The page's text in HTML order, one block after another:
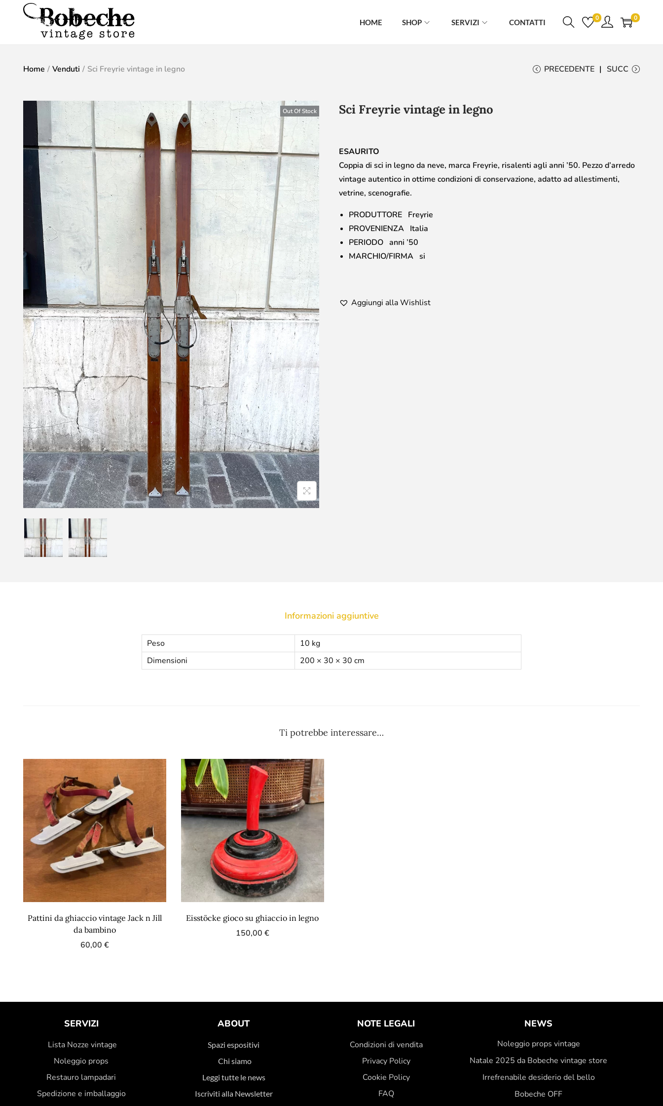
HOME SHOP SERVIZI CONTATTI 0 0
Home / Venduti / Sci Freyrie vintage in legno PRECEDENTE SUCC
Out Of Stock Sci Freyrie vintage in legno
ESAURITO
Coppia di sci in legno da neve, marca Freyrie, risalenti agli anni ’50. Pezzo d’arredo
vintage autentico in ottime condizioni di conservazione, adatto ad allestimenti,
vetrine, scenografie.
PRODUTTORE Freyrie
PROVENIENZA Italia
PERIODO anni ’50
MARCHIO/FIRMA si
Aggiungi alla Wishlist
Informazioni aggiuntive
Peso
10 kg
Dimensioni
200 × 30 × 30 cm
Ti potrebbe interessare…
Pattini da ghiaccio vintage Jack n Jill
da bambino
60,00 €
Eisstöcke gioco su ghiaccio in legno
150,00 €
SERVIZI
Lista Nozze vintage
Noleggio props
Restauro lampadari
Spedizione e imballaggio
ABOUT
Spazi espositivi
Chi siamo
Leggi tutte le news
Iscriviti alla Newsletter
NOTE LEGALI
Condizioni di vendita
Privacy Policy
Cookie Policy
FAQ
NEWS
Noleggio props vintage
Natale 2025 da Bobeche vintage store
Irrefrenabile desiderio del bello
Bobeche OFF